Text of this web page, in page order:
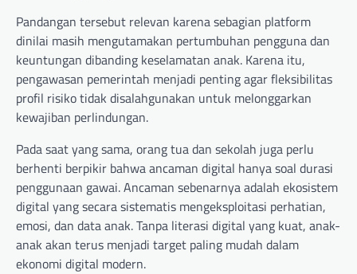
Pandangan tersebut relevan karena sebagian platform
dinilai masih mengutamakan pertumbuhan pengguna dan
keuntungan dibanding keselamatan anak. Karena itu,
pengawasan pemerintah menjadi penting agar fleksibilitas
profil risiko tidak disalahgunakan untuk melonggarkan
kewajiban perlindungan.
Pada saat yang sama, orang tua dan sekolah juga perlu
berhenti berpikir bahwa ancaman digital hanya soal durasi
penggunaan gawai. Ancaman sebenarnya adalah ekosistem
digital yang secara sistematis mengeksploitasi perhatian,
emosi, dan data anak. Tanpa literasi digital yang kuat, anak-
anak akan terus menjadi target paling mudah dalam
ekonomi digital modern.